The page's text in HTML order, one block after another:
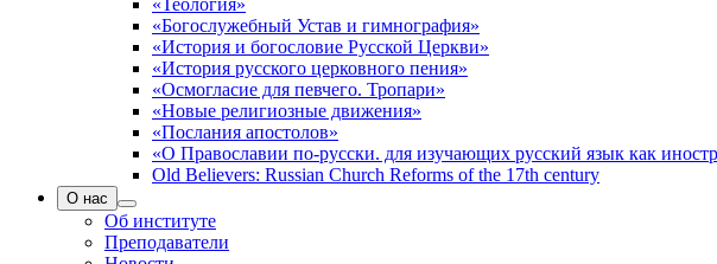
«Теология»
«Богослужебный Устав и гимнография»
«История и богословие Русской Церкви»
«История русского церковного пения»
«Осмогласие для певчего. Тропари»
«Новые религиозные движения»
«Послания апостолов»
«О Православии по-русски. для изучающих русский язык как
Old Believers: Russian Church Reforms of the 17th century
О нас
Об институте
Преподаватели